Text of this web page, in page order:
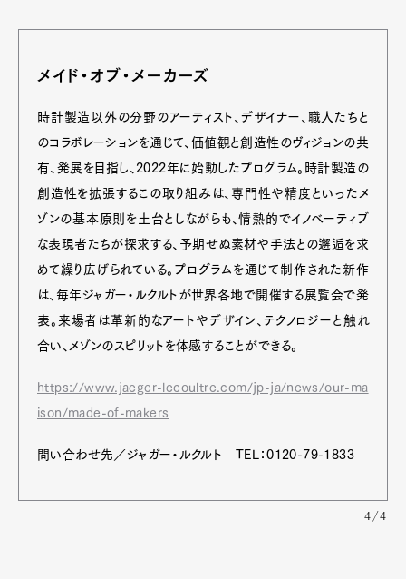
メイド・オブ・メーカーズ
時計製造以外の分野のアーティスト、デザイナー、職人たちと
のコラボレーションを通じて、価値観と創造性のヴィジョンの共
有、発展を目指し、2022年に始動したプログラム。時計製造の
創造性を拡張するこの取り組みは、専門性や精度といったメ
ゾンの基本原則を土台としながらも、情熱的でイノベーティブ
な表現者たちが探求する、予期せぬ素材や手法との邂逅を求
めて繰り広げられている。プログラムを通じて制作された新作
は、毎年ジャガー・ルクルトが世界各地で開催する展覧会で発
表。来場者は革新的なアートやデザイン、テクノロジーと触れ
合い、メゾンのスピリットを体感することができる。
https://www.jaeger-lecoultre.com/jp-ja/news/our-ma
ison/made-of-makers
問い合わせ先／ジャガー・ルクルト TEL：0120-79-1833
4/4